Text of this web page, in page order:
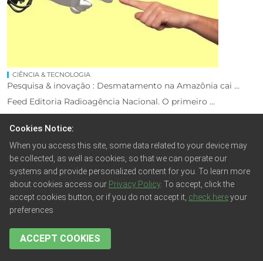
CIÊNCIA & TECNOLOGIA
Pesquisa & inovação : Desmatamento na Amazônia cai ...
Feed Editoria Radioagência Nacional. O primeiro ...
Cookies Notice:
When you access this site, some data related to your device may
be collected, as well as cookies, so that we can operate our
systems and provide personalized content for you. To learn more
about cookies access our Privacy Policy. To accept, click the
accept cookies button, or if you do not accept it, check hereyour
preferences
ACCEPT COOKIES